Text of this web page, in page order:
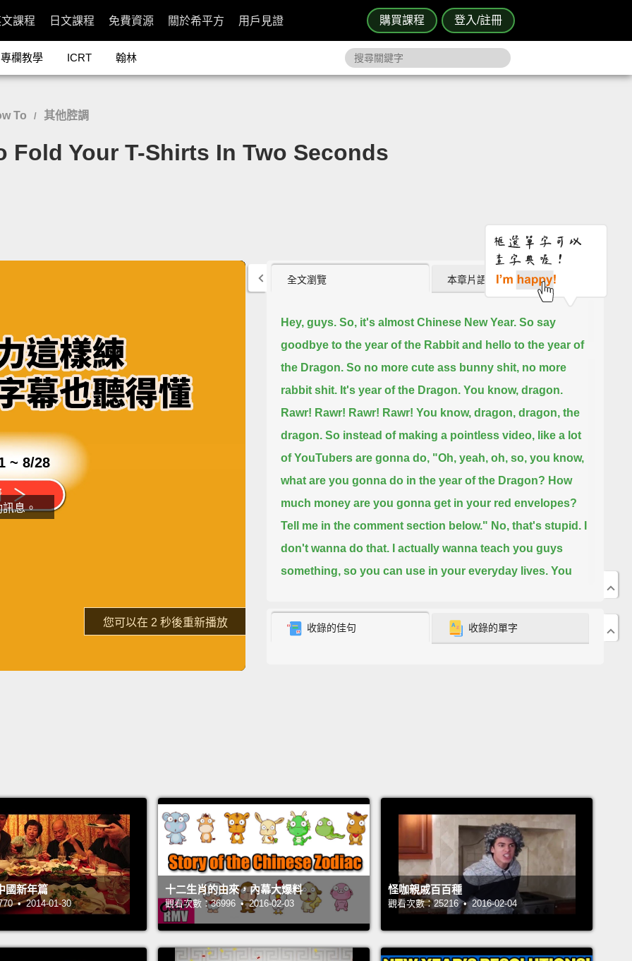
購買課程 登入/註冊
課程 日文課程 免費資源 關於希平方 用戶見證
專欄教學 ICRT 翰林
To / 其他腔調
Fold Your T-Shirts In Two Seconds
息。
~ 8/28
重新播放
了解詳情
全文瀏覽 本章片語 (1)
Hey, guys. So, it's almost Chinese New Year. So say
goodbye to the year of the Rabbit and hello to the year of
the Dragon. So no more cute ass bunny shit, no more
rabbit shit. It's year of the Dragon. You know, dragon.
Rawr! Rawr! Rawr! Rawr! You know, dragon, dragon, the
dragon. So instead of making a pointless video, like a lot
of YouTubers are gonna do, "Oh, yeah, oh, so, you know,
what are you gonna do in the year of the Dragon? How
much money are you gonna get in your red envelopes?
Tell me in the comment section below." No, that's stupid. I
don't wanna do that. I actually wanna teach you guys
something, so you can use in your everyday lives. You
you guys anyways. So, let's go!
嘿，大家好。所以，快要到中國新年了。跟兔年說拜拜，跟龍
樣你在日常生活就可以用到。你也許會、也許不會覺得這有
用，但不管怎樣，我還是要教你們。所以，開始吧!
So, nowadays, when you go to your friends' house, you
know, just to chill, Xbox, movies, talk about videos or
whatever, right?
And when you enter their rooms, you see
like dirty t-shirts, like everywhere, right? And it's all messy
and shit. Come on, fold your t-shirts! I mean, it's not hard,
收錄的佳句 收錄的單字
國新年篇
• 2014-01-30
十二生肖的由來，內幕大爆料
觀看次數：36996 • 2016-02-03
怪咖親戚百百種
觀看次數：25216 • 2016-02-04